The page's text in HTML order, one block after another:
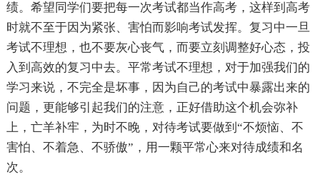
绩。希望同学们要把每一次考试都当作高考，这样到高考
时就不至于因为紧张、害怕而影响考试发挥。复习中一旦
考试不理想，也不要灰心丧气，而要立刻调整好心态，投
入到高效的复习中去。平常考试不理想，对于加强我们的
学习来说，不完全是坏事，因为自己的考试中暴露出来的
问题，更能够引起我们的注意，正好借助这个机会弥补
上，亡羊补牢，为时不晚，对待考试要做到“不烦恼、不
害怕、不着急、不骄傲”，用一颗平常心来对待成绩和名
次。